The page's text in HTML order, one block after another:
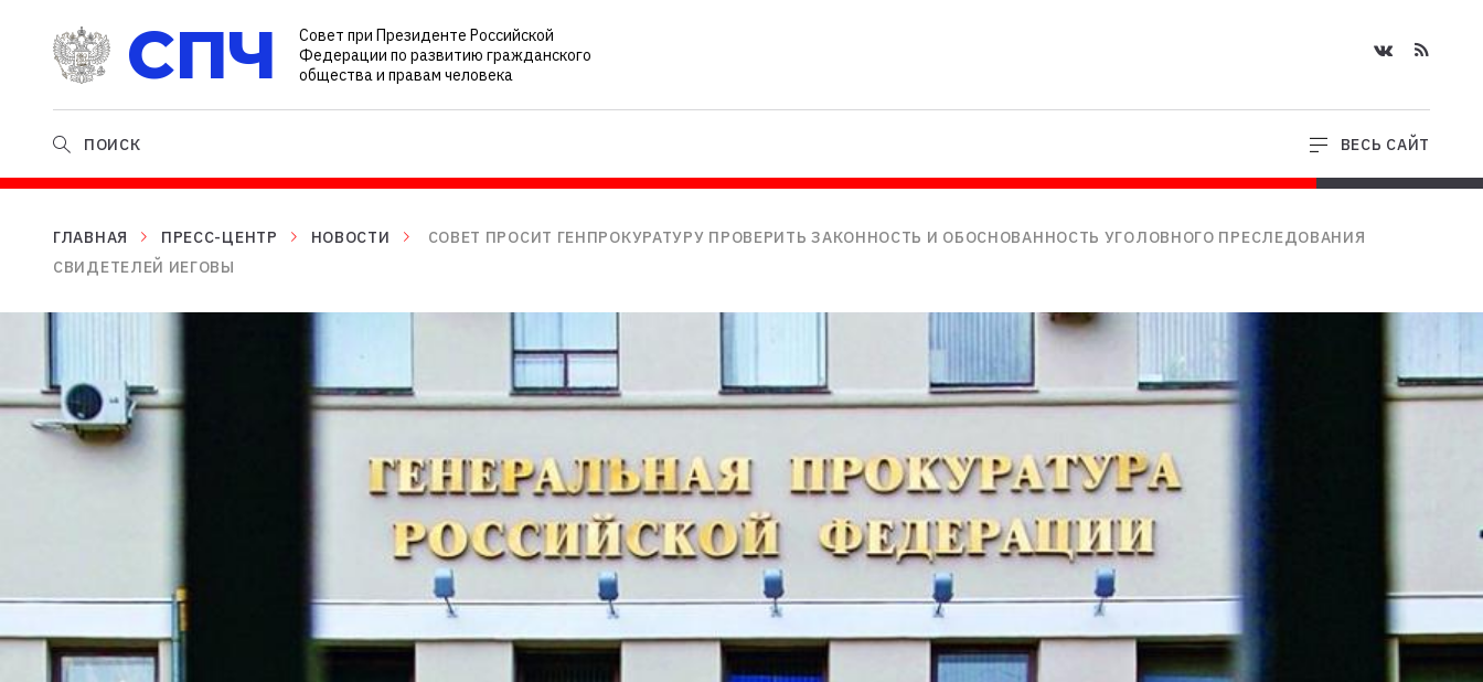
СПЧ
Совет при Президенте Российской
Федерации по развитию гражданского
общества и правам человека
ПОИСК ВЕСЬ САЙТ
ГЛАВНАЯ ПРЕСС-ЦЕНТР НОВОСТИ
CОВЕТ ПРОСИТ ГЕНПРОКУРАТУРУ ПРОВЕРИТЬ ЗАКОННОСТЬ И ОБОСНОВАННОСТЬ УГОЛОВНОГО ПРЕСЛЕДОВАНИЯ
СВИДЕТЕЛЕЙ ИЕГОВЫ